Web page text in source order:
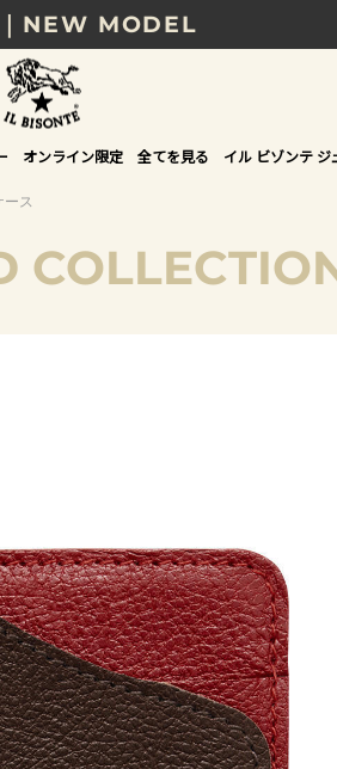
NEW MODEL
込11,000円以上で送料無料
べる、新しいギフトガイド
LEATHER
オンライン限定 全てを見る イル ビゾンテ ジ
ース